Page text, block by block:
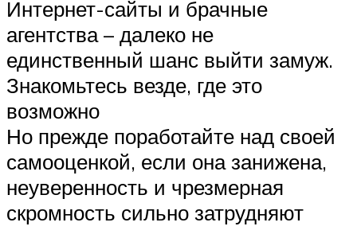
Интернет-сайты и брачные
агентства – далеко не
единственный шанс выйти замуж.
Знакомьтесь везде, где это
возможно
Но прежде поработайте над своей
самооценкой, если она занижена,
неуверенность и чрезмерная
скромность сильно затрудняют